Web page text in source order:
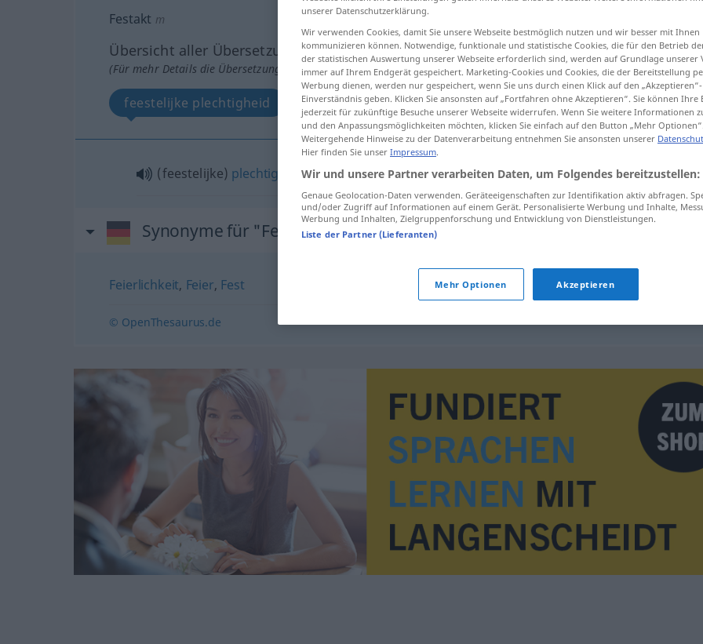
Festakt m
Übersicht aller Übersetzungen
(Für mehr Details die Übersetzung anklicken/antippen)
feestelijke plechtigheid
(feestelijke) plechtigheid Festakt
Synonyme für "Festakt"
Feierlichkeit, Feier, Fest
© OpenThesaurus.de
unserer Datenschutzerklärung.
Wir verwenden Cookies, damit Sie unsere Webseite bestmöglich nutzen und wir besser mit Ihnen
kommunizieren können. Notwendige, funktionale und statistische Cookies, die für den Betrieb
der statistischen Auswertung unserer Webseite erforderlich sind, werden auf Grundlage unserer
immer auf Ihrem Endgerät gespeichert. Marketing-Cookies und Cookies, die der Bereitstellung
Werbung dienen, werden nur gespeichert, wenn Sie uns durch einen Klick auf den
Einverständnis geben. Klicken Sie ansonsten auf „Fortfahren ohne Akzeptieren“. Sie können
jederzeit für zukünftige Besuche unserer Webseite widerrufen. Wenn Sie weitere Informationen
und den Anpassungsmöglichkeiten möchten, klicken Sie einfach auf den Button „Mehr
Weitergehende Hinweise zu der Datenverarbeitung entnehmen Sie ansonsten unserer
Hier finden Sie unser Impressum.
Wir und unsere Partner verarbeiten Daten, um Folgendes bereitzustellen:
Genaue Geolocation-Daten verwenden. Geräteeigenschaften zur Identifikation aktiv abfragen.
und/oder Zugriff auf Informationen auf einem Gerät. Personalisierte Werbung und Inhalte,
Werbung und Inhalten, Zielgruppenforschung und Entwicklung von Dienstleistungen.
Liste der Partner (Lieferanten)
Mehr Optionen Akzeptieren